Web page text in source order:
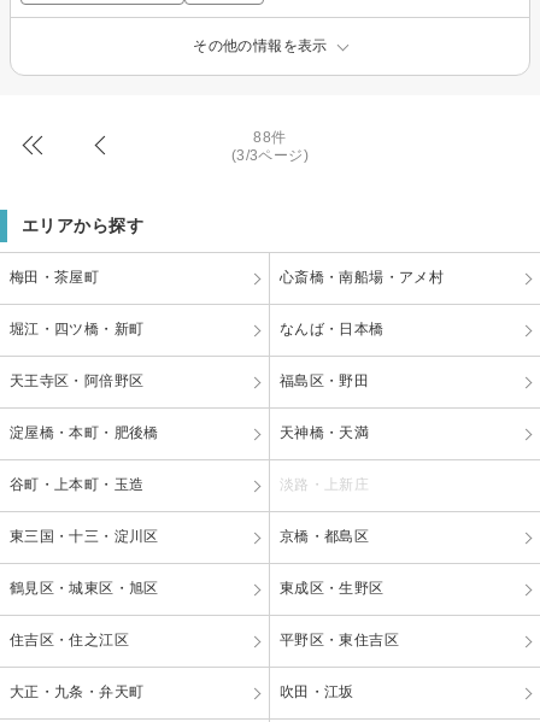
その他の情報を表示
88件
(3/3ページ)
エリアから探す
梅田・茶屋町 心斎橋・南船場・アメ村
堀江・四ツ橋・新町 なんば・日本橋
天王寺区・阿倍野区 福島区・野田
淀屋橋・本町・肥後橋 天神橋・天満
谷町・上本町・玉造 淡路・上新庄
東三国・十三・淀川区 京橋・都島区
鶴見区・城東区・旭区 東成区・生野区
住吉区・住之江区 平野区・東住吉区
大正・九条・弁天町 吹田・江坂